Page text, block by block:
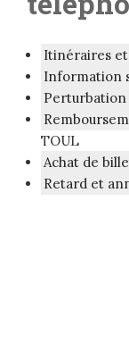
Itinéraires
Information
Perturbation
TOUL
Achat de
Retard et